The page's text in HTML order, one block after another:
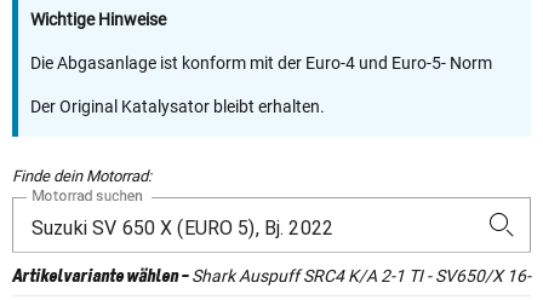
Wichtige Hinweise
Die Abgasanlage ist konform mit der Euro-4 und Euro-5- Norm
Der Original Katalysator bleibt erhalten.
Finde dein Motorrad:
Motorrad suchen
Artikelvariante wählen-Shark Auspuff SRC4 K/A 2-1 TI - SV650/X 16-